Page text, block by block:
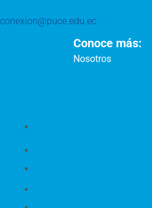
conexion@puce.edu.ec
Conoce más:
Nosotros